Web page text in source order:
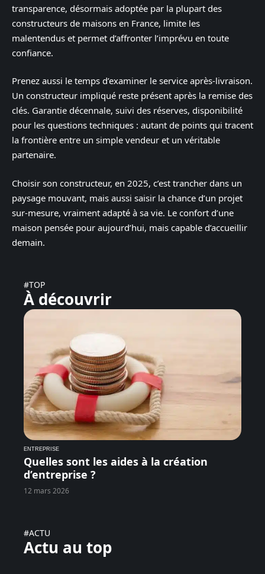
transparence, désormais adoptée par la plupart des
constructeurs de maisons en France, limite les
malentendus et permet d’affronter l’imprévu en toute
confiance.
Prenez aussi le temps d’examiner le service après-livraison.
Un constructeur impliqué reste présent après la remise des
clés. Garantie décennale, suivi des réserves, disponibilité
pour les questions techniques : autant de points qui tracent
la frontière entre un simple vendeur et un véritable
partenaire.
Choisir son constructeur, en 2025, c’est trancher dans un
paysage mouvant, mais aussi saisir la chance d’un projet
sur-mesure, vraiment adapté à sa vie. Le confort d’une
maison pensée pour aujourd’hui, mais capable d’accueillir
demain.
#TOP
À découvrir
ENTREPRISE
Quelles sont les aides à la création
d’entreprise ?
12 mars 2026
#ACTU
Actu au top